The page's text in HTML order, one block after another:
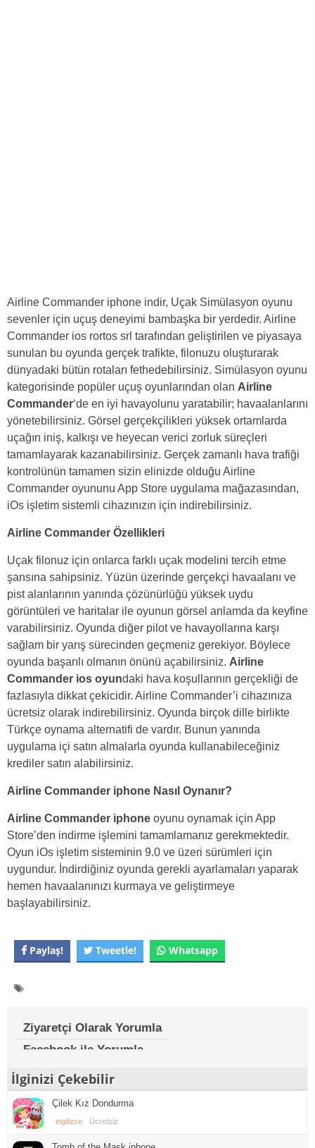
Airline Commander iphone indir, Uçak Simülasyon oyunu
sevenler için uçuş deneyimi bambaşka bir yerdedir. Airline
Commander ios rortos srl tarafından geliştirilen ve piyasaya
sunulan bu oyunda gerçek trafikte, filonuzu oluşturarak
dünyadaki bütün rotaları fethedebilirsiniz. Simülasyon oyunu
kategorisinde popüler uçuş oyunlarından olan Airline
Commander‘de en iyi havayolunu yaratabilir; havaalanlarını
yönetebilirsiniz. Görsel gerçekçilikleri yüksek ortamlarda
uçağın iniş, kalkışı ve heyecan verici zorluk süreçleri
tamamlayarak kazanabilirsiniz. Gerçek zamanlı hava trafiği
kontrolünün tamamen sizin elinizde olduğu Airline
Commander oyununu App Store uygulama mağazasından,
iOs işletim sistemli cihazınızın için indirebilirsiniz.
Airline Commander Özellikleri
Uçak filonuz için onlarca farklı uçak modelini tercih etme
şansına sahipsiniz. Yüzün üzerinde gerçekçi havaalanı ve
pist alanlarının yanında çözünürlüğü yüksek uydu
görüntüleri ve haritalar ile oyunun görsel anlamda da keyfine
varabilirsiniz. Oyunda diğer pilot ve havayollarına karşı
sağlam bir yarış sürecinden geçmeniz gerekiyor. Böylece
oyunda başarılı olmanın önünü açabilirsiniz. Airline
Commander ios oyundaki hava koşullarının gerçekliği de
fazlasıyla dikkat çekicidir. Airline Commander’i cihazınıza
ücretsiz olarak indirebilirsiniz. Oyunda birçok dille birlikte
Türkçe oynama alternatifi de vardır. Bunun yanında
uygulama içi satın almalarla oyunda kullanabileceğiniz
krediler satın alabilirsiniz.
Airline Commander iphone Nasıl Oynanır?
Airline Commander iphone oyunu oynamak için App
Store’den indirme işlemini tamamlamanız gerekmektedir.
Oyun iOs işletim sisteminin 9.0 ve üzeri sürümleri için
uygundur. İndirdiğiniz oyunda gerekli ayarlamaları yaparak
hemen havaalanınızı kurmaya ve geliştirmeye
başlayabilirsiniz.
Paylaş! Tweetle! Whatsapp
Ziyaretçi Olarak Yorumla
Facebook ile Yorumla
İlginizi Çekebilir
Çilek Kız Dondurma
ingilizce Ücretsiz